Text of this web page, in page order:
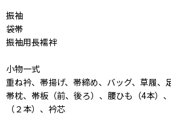
振袖
袋帯
振袖用長襦袢
小物一式
重ね衿、帯揚げ、帯締め、バッグ、草履、
帯枕、帯板（前、後ろ）、腰ひも（4本）
（２本）、衿芯